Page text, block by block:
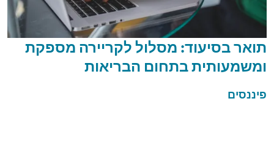
תואר בסיעוד: מסלול לקריירה מספקת
ומשמעותית בתחום הבריאות
פיננסים